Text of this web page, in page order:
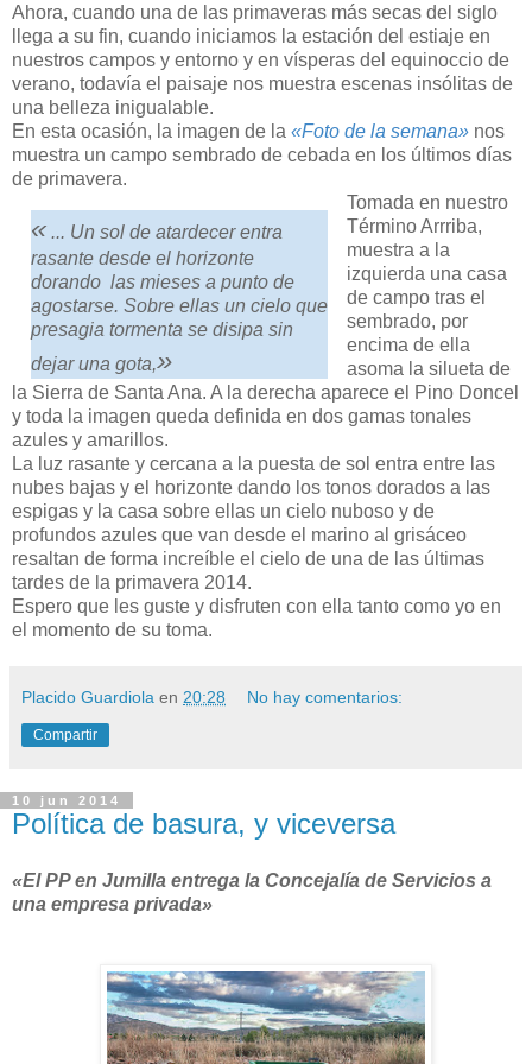
Ahora, cuando una de las primaveras más secas del siglo
llega a su fin, cuando iniciamos la estación del estiaje en
nuestros campos y entorno y en vísperas del equinoccio de
verano, todavía el paisaje nos muestra escenas insólitas de
una belleza inigualable.
En esta ocasión, la imagen de la «Foto de la semana» nos
muestra un campo sembrado de cebada en los últimos días
de primavera.
«... Un sol de atardecer entra
rasante desde el horizonte
dorando las mieses a punto de
agostarse. Sobre ellas un cielo que
presagia tormenta se disipa sin
dejar una gota,»
Tomada en nuestro
Término Arrriba,
muestra a la
izquierda una casa
de campo tras el
sembrado, por
encima de ella
asoma la silueta de
la Sierra de Santa Ana. A la derecha aparece el Pino Doncel
y toda la imagen queda definida en dos gamas tonales
azules y amarillos.
La luz rasante y cercana a la puesta de sol entra entre las
nubes bajas y el horizonte dando los tonos dorados a las
espigas y la casa sobre ellas un cielo nuboso y de
profundos azules que van desde el marino al grisáceo
resaltan de forma increíble el cielo de una de las últimas
tardes de la primavera 2014.
Espero que les guste y disfruten con ella tanto como yo en
el momento de su toma.
Placido Guardiola en 20:28 No hay comentarios:
Compartir
10 jun 2014
Política de basura, y viceversa
«El PP en Jumilla entrega la Concejalía de Servicios a
una empresa privada»